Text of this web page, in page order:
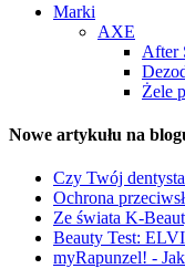
Marki
AXE
After
Żele
Nowe artykułu na
Czy Twój
Ochrona
Ze świata K-
Beauty Test:
myRapunzel! -